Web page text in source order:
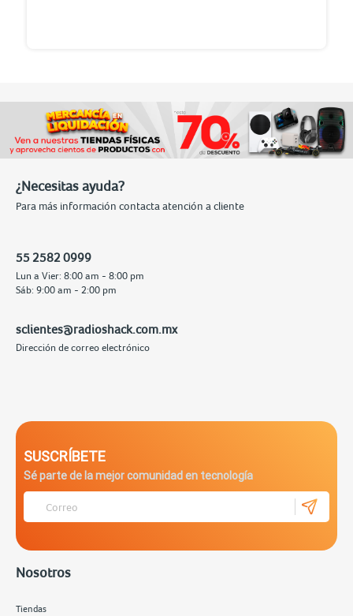
¿Necesitas ayuda?
Para más información contacta atención a cliente
55 2582 0999
Lun a Vier: 8:00 am - 8:00 pm
Sáb: 9:00 am - 2:00 pm
sclientes@radioshack.com.mx
Dirección de correo electrónico
SUSCRÍBETE
Sé parte de la mejor comunidad en tecnología
Nosotros
Tiendas